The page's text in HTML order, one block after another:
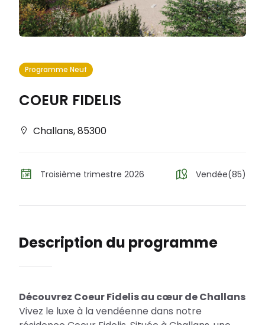
Programme Neuf
COEUR FIDELIS
Challans,85300
Troisième trimestre 2026 Vendée(85)
Description du programme
Découvrez Coeur Fidelis au cœur de Challans
Vivez le luxe à la vendéenne dans notre